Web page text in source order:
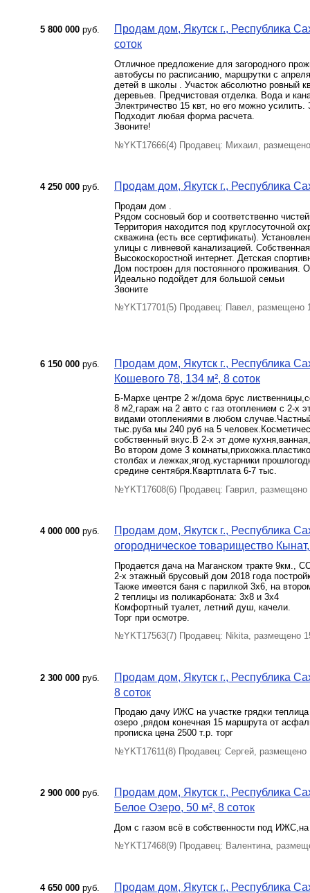
5 800 000 руб.
Продам дом, Якутск г., Республика
соток
Отличное предложение для загородного
автобусы по расписанию, маршрутки с
детей в школы . Участок абсолютно ровный
деревьев. Предчистовая отделка. Вода и
Электричество 15 квт, но его можно
Подходит любая форма расчета.
Звоните!
№YKT17666(4) Продавец: Михаил,
4 250 000 руб. Продам дом, Якутск г., Республика
Продам дом .
Рядом сосновый бор и соответственно
Территория находится под круглосуточной
скважина (есть все сертификаты).
улицы с ливневой канализацией.
Высокоскоростной интернет. Детская
Дом построен для постоянного проживания.
Идеально подойдет для большой семьи
Звоните
№YKT17701(5) Продавец: Павел, размещено
6 150 000 руб.
Продам дом, Якутск г., Республика
Кошевого 78, 134 м², 8 соток
Б-Мархе центре 2 ж/дома брус
8 м2,гараж на 2 авто с газ отоплением с 2-х
видами отоплениями в любом
тыс.руба мы 240 руб на 5
собственный вкус.В 2-х эт доме
Во втором доме 3
столбах и лежках,ягод.кустарники
средине сентября.Квартплата 6-7 тыс.
№YKT17608(6) Продавец: Гаврил, размещено
4 000 000 руб.
Продам дом, Якутск г., Республика
огородническое товарищество
Продается дача на Маганском тракте 9км.,
2-х этажный брусовый дом 2018 года
Также имеется баня с парилкой 3х6, на
2 теплицы из поликарбоната: 3х8 и 3х4
Комфортный туалет, летний душ, качели.
Торг при осмотре.
№YKT17563(7) Продавец: Nikita, размещено
2 300 000 руб.
Продам дом, Якутск г., Республика
8 соток
Продаю дачу ИЖС на участке грядки
озеро ,рядом конечная 15 маршрута от
прописка цена 2500 т.р. торг
№YKT17611(8) Продавец: Сергей, размещено
2 900 000 руб.
Продам дом, Якутск г., Республика
Белое Озеро, 50 м², 8 соток
Дом с газом всё в собственности под
№YKT17468(9) Продавец: Валентина,
4 650 000 руб. Продам дом, Якутск г., Республика